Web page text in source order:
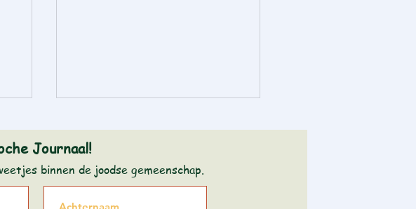
Journaal!
binnen de joodse gemeenschap.